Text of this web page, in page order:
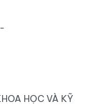
HỌC VÀ KỸ